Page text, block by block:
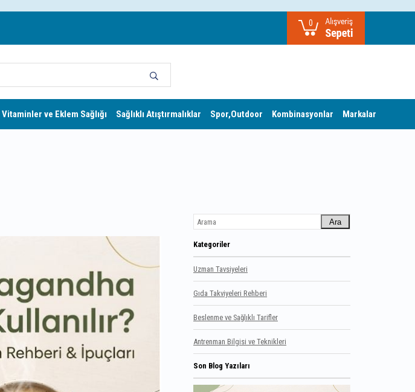
0
Vitaminler ve Eklem Sağlığı Sağlıklı Atıştırmalıklar Spor,Outdoor Kombinasyonlar Markalar
Ara
Kategoriler
Uzman Tavsiyeleri
Gıda Takviyeleri Rehberi
Beslenme ve Sağlıklı Tarifler
Antrenman Bilgisi ve Teknikleri
Son Blog Yazıları